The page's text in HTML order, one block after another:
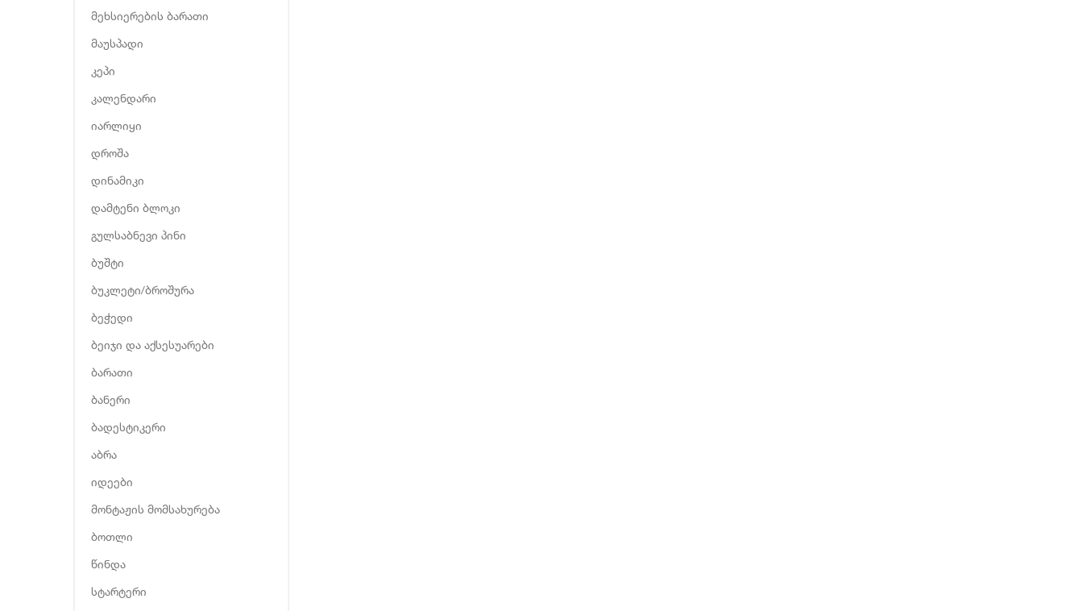
მეხსიერების ბარათი
მაუსპადი
კეპი
კალენდარი
იარლიყი
დროშა
დინამიკი
დამტენი ბლოკი
გულსაბნევი პინი
ბუშტი
ბუკლეტი/ბროშურა
ბეჭედი
ბეიჯი და აქსესუარები
ბარათი
ბანერი
ბადესტიკერი
აბრა
იდეები
მონტაჟის მომსახურება
ბოთლი
წინდა
სტარტერი